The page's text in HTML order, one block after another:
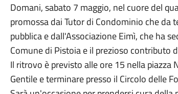
Domani, sabato 7 maggio, nel cuore del
promossa dai Tutor di Condominio che da
pubblica e dall'Associazione Eimì, che ha
Comune di Pistoia e il prezioso contributo
Il ritrovo è previsto alle ore 15 nella piazza
Gentile e terminare presso il Circolo delle